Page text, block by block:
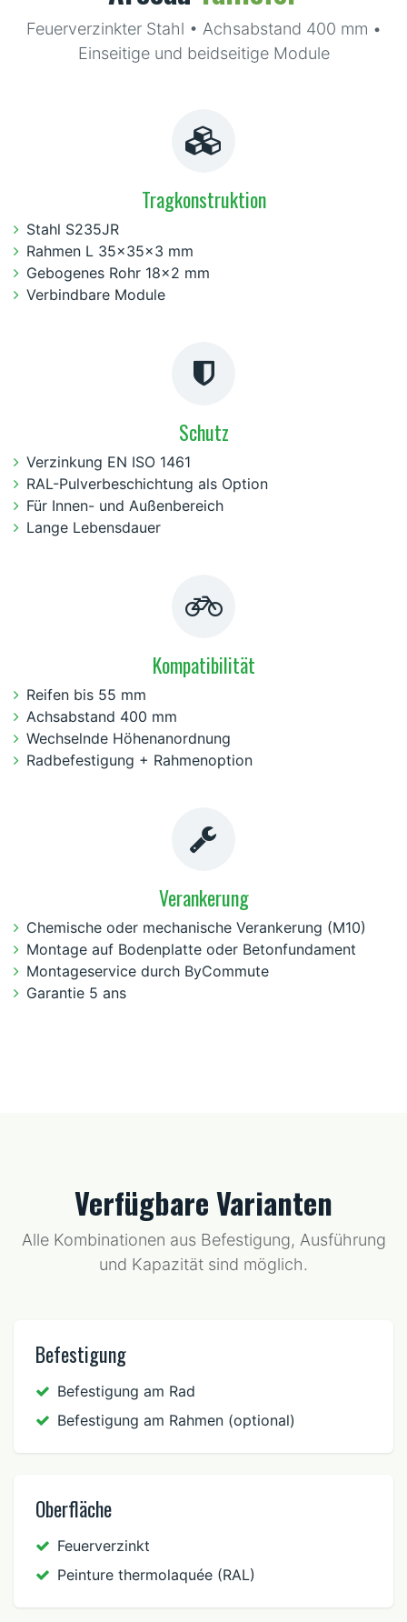
Feuerverzinkter Stahl • Achsabstand 400 mm •
Einseitige und beidseitige Module
Tragkonstruktion
Stahl S235JR
Rahmen L 35x35x3 mm
Gebogenes Rohr 18x2 mm
Verbindbare Module
Schutz
Verzinkung EN ISO 1461
RAL-Pulverbeschichtung als Option
Für Innen- und Außenbereich
Lange Lebensdauer
Kompatibilität
Reifen bis 55 mm
Achsabstand 400 mm
Wechselnde Höhenanordnung
Radbefestigung + Rahmenoption
Verankerung
Chemische oder mechanische Verankerung (M10)
Montage auf Bodenplatte oder Betonfundament
Montageservice durch ByCommute
Garantie 5 ans
Verfügbare Varianten
Alle Kombinationen aus Befestigung, Ausführung
und Kapazität sind möglich.
Befestigung
Befestigung am Rad
Befestigung am Rahmen (optional)
Oberfläche
Feuerverzinkt
Peinture thermolaquée (RAL)